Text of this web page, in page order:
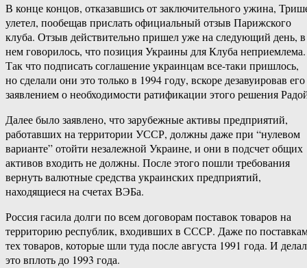
В конце концов, отказавшись от заключительного ужина,
улетел, пообещав прислать официальный отзыв Парижского
клуба. Отзыв действительно пришел уже на следующий день, в
нем говорилось, что позиция Украины для Клуба неприемлема.
Так что подписать соглашение украинцам все-таки пришлось,
но сделали они это только в 1994 году, вскоре дезавуировав его
заявлением о необходимости ратификации этого решения
Далее было заявлено, что зарубежные активы предприятий,
работавших на территории УССР, должны даже при “нулевом
варианте” отойти незалежной Украине, и они в подсчет общих
активов входить не должны. После этого пошли требования
вернуть валютные средства украинских предприятий,
находящиеся на счетах ВЭБа.
Россия гасила долги по всем договорам поставок товаров на
территорию республик, входивших в СССР. Даже по
тех товаров, которые шли туда после августа 1991 года. И
это вплоть до 1993 года.